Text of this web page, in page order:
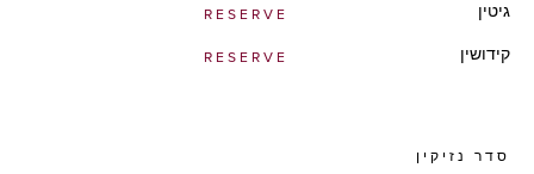
גיטין RESERVE
קידושין RESERVE
סדר נזיקין